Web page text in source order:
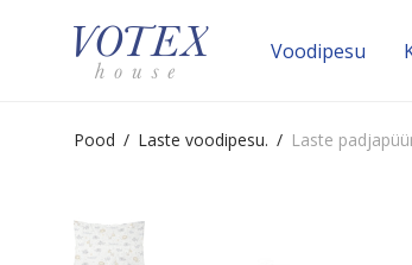
Voodipesu
Pood / Laste voodipesu. / Laste